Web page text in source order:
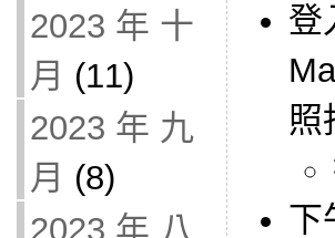
2023 年 十
月 (11)
2023 年 九
月 (8)
2023 年 八
登
照
下